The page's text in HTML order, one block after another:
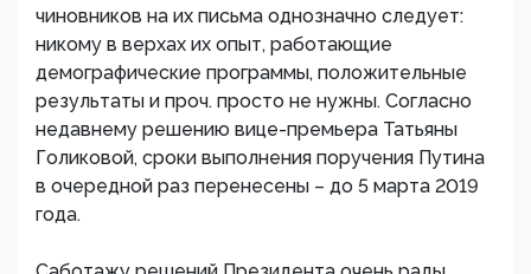
чиновников на их письма однозначно следует:
никому в верхах их опыт, работающие
демографические программы, положительные
результаты и проч. просто не нужны. Согласно
недавнему решению вице-премьера Татьяны
Голиковой, сроки выполнения поручения Путина
в очередной раз перенесены – до 5 марта 2019
года.